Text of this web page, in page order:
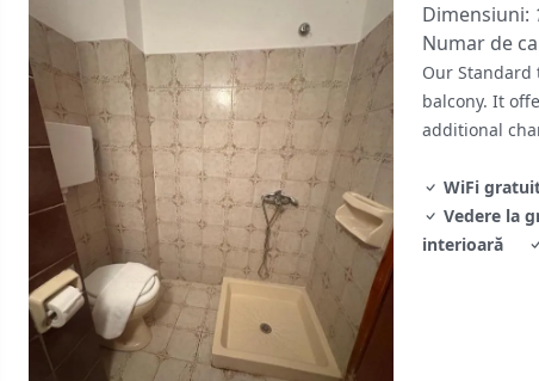
Dimensiuni:
Numar de
Our Standard
balcony. It
additional
WiFi
Vedere la
interioară